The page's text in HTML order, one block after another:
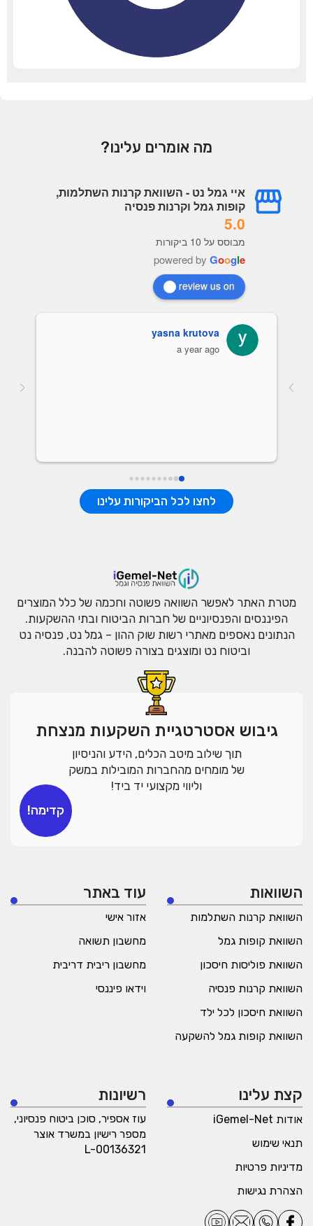
מה אומרים עלינו?
איי גמל נט - השוואת קרנות השתלמות,
קופות גמל וקרנות פנסיה
5.0
מבוסס על 10 ביקורות
powered by Google
review us on
yasna krutova
a year ago
לחצו לכל הביקורות עלינו
מטרת האתר לאפשר השוואה פשוטה וחכמה של כלל המוצרים
הפיננסים והפנסיוניים של חברות הביטוח ובתי ההשקעות.
הנתונים נאספים מאתרי רשות שוק ההון – גמל נט, פנסיה נט
וביטוח נט ומוצגים בצורה פשוטה להבנה.
גיבוש אסטרטגיית השקעות מנצחת
תוך שילוב מיטב הכלים, הידע והניסיון
של מומחים מהחברות המובילות במשק
וליווי מקצועי יד ביד!
קדימה!
השוואות
השוואת קרנות השתלמות
השוואת קופות גמל
השוואת פוליסות חיסכון
השוואת קרנות פנסיה
השוואת חיסכון לכל ילד
השוואת קופות גמל להשקעה
עוד באתר
אזור אישי
מחשבון תשואה
מחשבון ריבית דריבית
וידאו פיננסי
קצת עלינו
אודות iGemel-Net
תנאי שימוש
מדיניות פרטיות
הצהרת נגישות
רשיונות
עוז אספיר, סוכן ביטוח פנסיוני,
מספר רישיון במשרד אוצר
L-00136321